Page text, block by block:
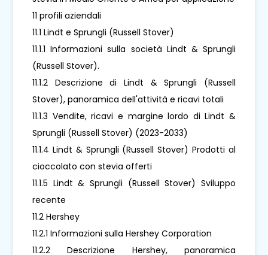
11 profili aziendali
11.1 Lindt e Sprungli (Russell Stover)
11.1.1 Informazioni sulla società Lindt & Sprungli
(Russell Stover).
11.1.2 Descrizione di Lindt & Sprungli (Russell
Stover), panoramica dell'attività e ricavi totali
11.1.3 Vendite, ricavi e margine lordo di Lindt &
Sprungli (Russell Stover) (2023-2033)
11.1.4 Lindt & Sprungli (Russell Stover) Prodotti al
cioccolato con stevia offerti
11.1.5 Lindt & Sprungli (Russell Stover) Sviluppo
recente
11.2 Hershey
11.2.1 Informazioni sulla Hershey Corporation
11.2.2 Descrizione Hershey, panoramica